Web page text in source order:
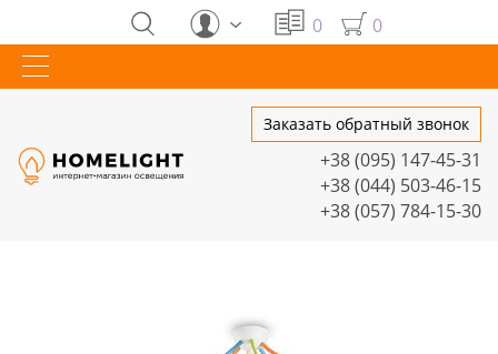
0 0
Заказать обратный звонок
+38 (095) 147-45-31
+38 (044) 503-46-15
+38 (057) 784-15-30